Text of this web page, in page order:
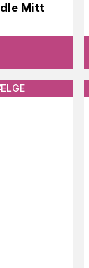
Mitt